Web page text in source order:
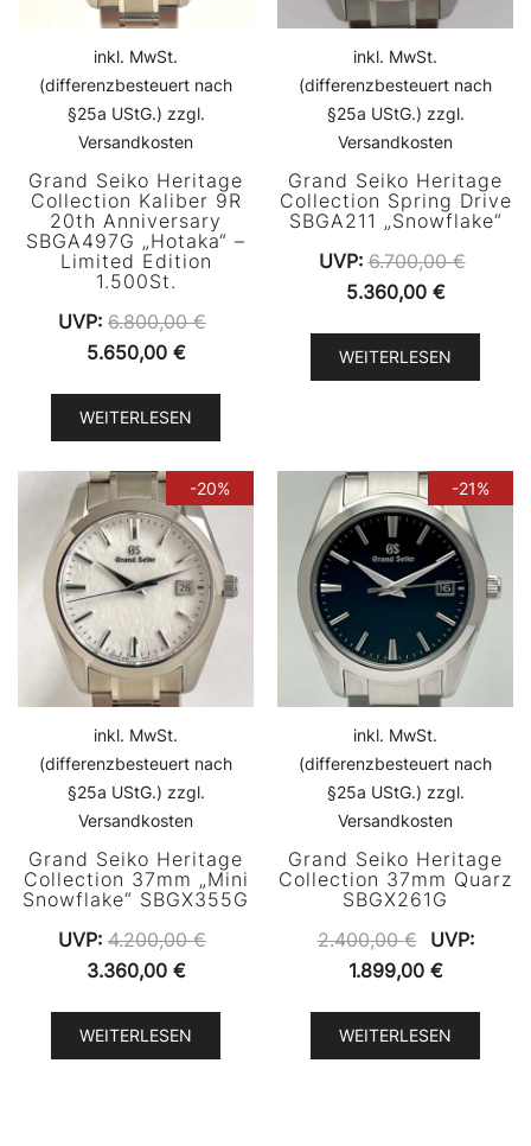
inkl. MwSt.
(differenzbesteuert nach
§25a UStG.) zzgl.
Versandkosten
Grand Seiko Heritage
Collection Kaliber 9R
20th Anniversary
SBGA497G „Hotaka“ –
Limited Edition
1.500St.
UVP: 6.800,00€
Ursprünglicher
war:
6.800,00 €
5.650,00 €Aktueller
ist:
5.650,00 €.
WEITERLESEN
inkl. MwSt.
(differenzbesteuert nach
§25a UStG.) zzgl.
Versandkosten
Grand Seiko Heritage
Collection Spring Drive
SBGA211 „Snowflake“
UVP: 6.700,00€
Ursprünglicher
war:
6.700,00 €
5.360,00 €Aktueller
ist:
5.360,00
WEITERLESEN
-20%
inkl. MwSt.
(differenzbesteuert nach
§25a UStG.) zzgl.
Versandkosten
Grand Seiko Heritage
Collection 37mm „Mini
Snowflake“ SBGX355G
UVP: 4.200,00€
Ursprünglicher
war:
4.200,00 €
3.360,00 €Aktueller
ist:
3.360,00 €.
WEITERLESEN
-21%
inkl. MwSt.
(differenzbesteuert nach
§25a UStG.) zzgl.
Versandkosten
Grand Seiko Heritage
Collection 37mm Quarz
SBGX261G
2.400,00€
Preis
2.400,00 €
UVP:
1.899,00 €Aktueller
ist:
1.899,00
WEITERLESEN